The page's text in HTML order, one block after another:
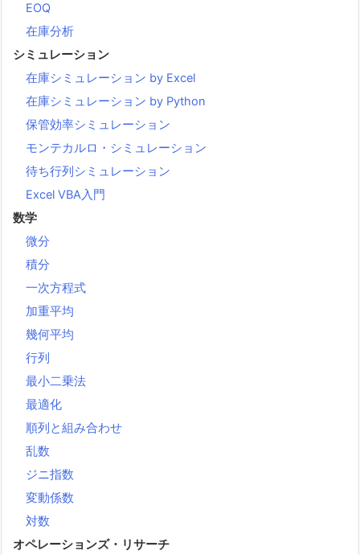
EOQ
在庫分析
シミュレーション
在庫シミュレーション by Excel
在庫シミュレーション by Python
保管効率シミュレーション
モンテカルロ・シミュレーション
待ち行列シミュレーション
Excel VBA入門
数学
微分
積分
一次方程式
加重平均
幾何平均
行列
最小二乗法
最適化
順列と組み合わせ
乱数
ジニ指数
変動係数
対数
オペレーションズ・リサーチ